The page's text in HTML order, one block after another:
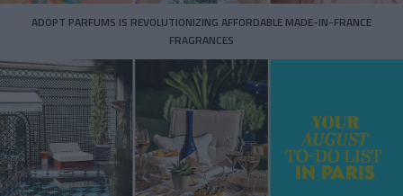
ADOPT PARFUMS IS REVOLUTIONIZING AFFORDABLE MADE-IN-FRANCE
FRAGRANCES